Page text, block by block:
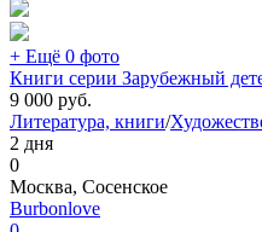
+ Ещё 0 фото
Книги серии Зарубежный
9 000 руб.
Литература, книги/
2 дня
0
Москва, Сосенское
Burbonlove